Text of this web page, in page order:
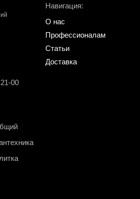
00
Навигация:
О нас
Профессионалам
Статьи
Доставка